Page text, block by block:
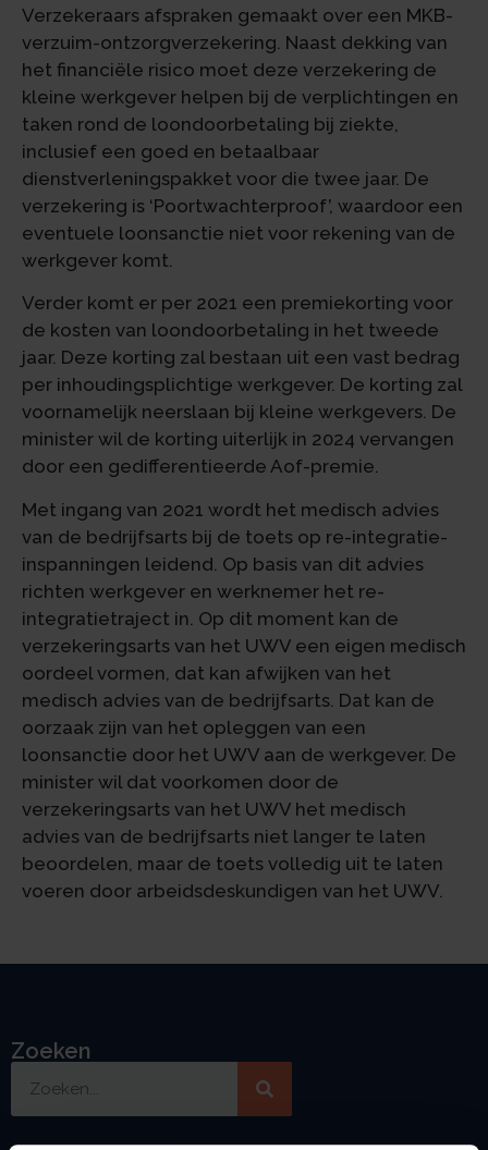
Verzekeraars afspraken gemaakt over een MKB-
verzuim-ontzorgverzekering. Naast dekking van
het financiële risico moet deze verzekering de
kleine werkgever helpen bij de verplichtingen en
taken rond de loondoorbetaling bij ziekte,
inclusief een goed en betaalbaar
dienstverleningspakket voor die twee jaar. De
verzekering is ‘Poortwachterproof’, waardoor een
eventuele loonsanctie niet voor rekening van de
werkgever komt.
Verder komt er per 2021 een premiekorting voor
de kosten van loondoorbetaling in het tweede
jaar. Deze korting zal bestaan uit een vast bedrag
per inhoudingsplichtige werkgever. De korting zal
voornamelijk neerslaan bij kleine werkgevers. De
minister wil de korting uiterlijk in 2024 vervangen
door een gedifferentieerde Aof-premie.
Met ingang van 2021 wordt het medisch advies
van de bedrijfsarts bij de toets op re-integratie-
inspanningen leidend. Op basis van dit advies
richten werkgever en werknemer het re-
integratietraject in. Op dit moment kan de
verzekeringsarts van het UWV een eigen medisch
oordeel vormen, dat kan afwijken van het
medisch advies van de bedrijfsarts. Dat kan de
oorzaak zijn van het opleggen van een
loonsanctie door het UWV aan de werkgever. De
minister wil dat voorkomen door de
verzekeringsarts van het UWV het medisch
advies van de bedrijfsarts niet langer te laten
beoordelen, maar de toets volledig uit te laten
voeren door arbeidsdeskundigen van het UWV.
Zoeken